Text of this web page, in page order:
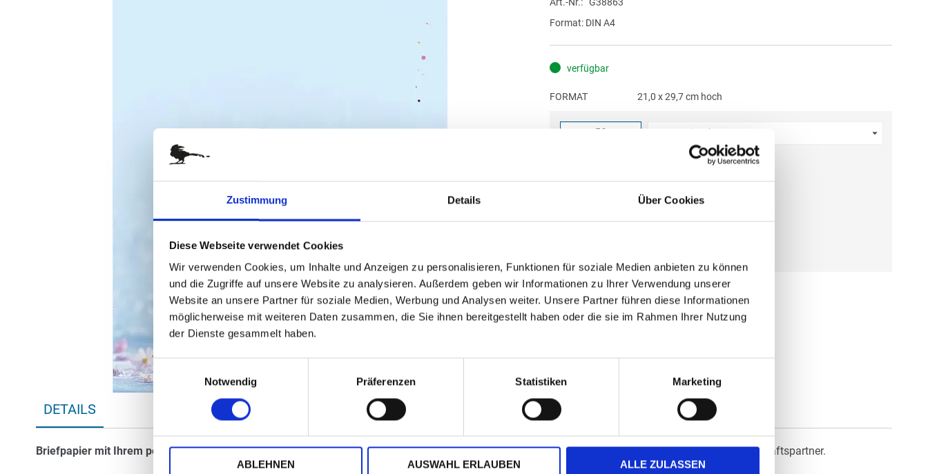
Zustimmung Details Über Cookies
Diese Webseite verwendet Cookies
Wir verwenden Cookies, um Inhalte und Anzeigen zu personalisieren, Funktionen für soziale Medien anbieten zu können
und die Zugriffe auf unsere Website zu analysieren. Außerdem geben wir Informationen zu Ihrer Verwendung unserer
Website an unsere Partner für soziale Medien, Werbung und Analysen weiter. Unsere Partner führen diese Informationen
möglicherweise mit weiteren Daten zusammen, die Sie ihnen bereitgestellt haben oder die sie im Rahmen Ihrer Nutzung
der Dienste gesammelt haben.
Notwendig
Präferenzen Statistiken Marketing
ABLEHNEN AUSWAHL ERLAUBEN ALLE ZULASSEN
Anfang
der
Bildergalerie
springen
Format: DIN A4
verfügbar
FORMAT 21,0 x 29,7 cm hoch
Menge eingeben
zzgl. MwSt.)
DETAILS
Briefpapier mit Ihrem persönlichen Text- handschriftlich oder am Computer gestaltet - ein besonders kostengünstiger Gruß an Ihre Freunde und Geschäftspartner.